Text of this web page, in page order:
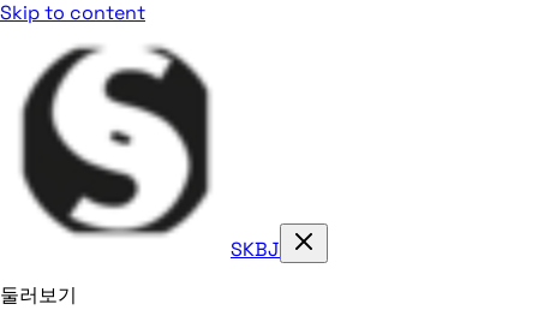
Skip to content
SKBJ
둘러보기